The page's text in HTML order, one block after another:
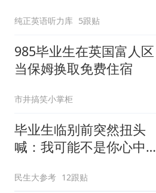
纯正英语听力库 5跟贴
985毕业生在英国富人区
当保姆换取免费住宿
市井搞笑小掌柜
毕业生临别前突然扭头
喊：我可能不是你心中最
心中最好的老师
民生大参考 12跟贴